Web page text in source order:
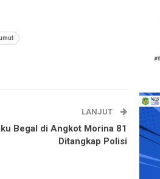
LANJUT
Begal di Angkot Morina 81
Ditangkap Polisi